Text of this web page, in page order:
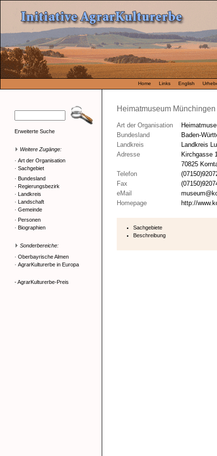
Home Links English
Erweiterte Suche
Weitere Zugänge:
· Art der Organisation
· Sachgebiet
· Bundesland
· Regierungsbezirk
· Landkreis
· Landschaft
· Gemeinde
· Personen
· Biographien
Sonderbereiche:
· Oberbayrische Almen
· AgrarKulturerbe in Europa
- AgrarKulturerbe-Preis
Heimatmuseum Münchingen
Art der Organisation
Bundesland
Baden-
Landkreis
Landkreis
Adresse
Kirchgasse
70825
Telefon
Fax
eMail
Homepage
http://
Sachgebiete
Beschreibung